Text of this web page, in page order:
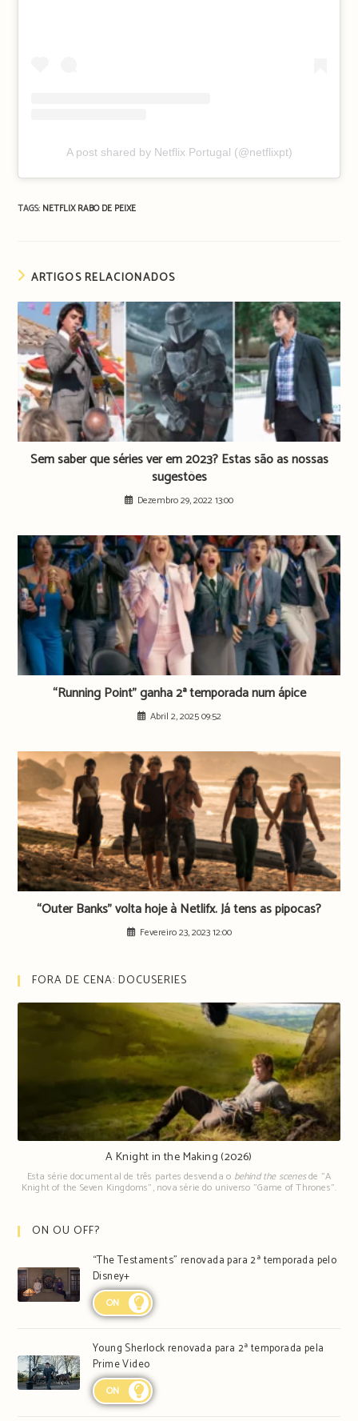
A post shared by Netflix Portugal (@netflixpt)
TAGS: NETFLIXRABO DE PEIXE
ARTIGOS RELACIONADOS
Sem saber que séries ver em 2023? Estas são as nossas
sugestões
Dezembro 29, 2022 13:00
“Running Point” ganha 2ª temporada num ápice
Abril 2, 2025 09:52
“Outer Banks” volta hoje à Netlifx. Já tens as pipocas?
Fevereiro 23, 2023 12:00
FORA DE CENA: DOCUSERIES
A Knight in the Making (2026)
Esta série documental de três partes desvenda o behind the scenesde "A
Knight of the Seven Kingdoms", nova série do universo "Game of Thrones".
ON OU OFF?
“The Testaments” renovada para 2ª temporada pelo
Disney+
ON
Young Sherlock renovada para 2ª temporada pela
Prime Video
ON